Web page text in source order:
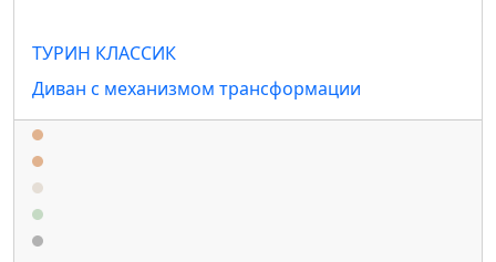
ТУРИН КЛАССИК
Диван с механизмом трансформации